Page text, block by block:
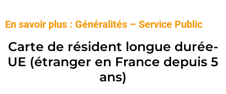
En savoir plus : Généralités – Service Public
Carte de résident longue durée-
UE (étranger en France depuis 5
ans)